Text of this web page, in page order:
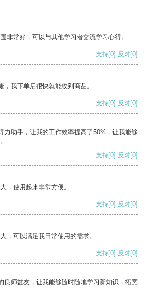
非常好，可以与其他学习者交流学习心得。
支持[0] 反对[0]
，我下单后很快就能收到商品。
支持[0] 反对[0]
力助手，让我的工作效率提高了50%，让我能够
支持[0] 反对[0]
，使用起来非常方便。
支持[0] 反对[0]
，可以满足我日常使用的需求。
支持[0] 反对[0]
良师益友，让我能够随时随地学习新知识，拓宽